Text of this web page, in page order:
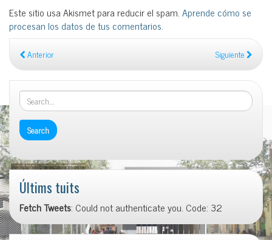
Este sitio usa Akismet para reducir el spam.Aprende cómo se
procesan los datos de tus comentarios.
Anterior Siguiente
Últims tuits
Fetch Tweets: Could not authenticate you. Code: 32